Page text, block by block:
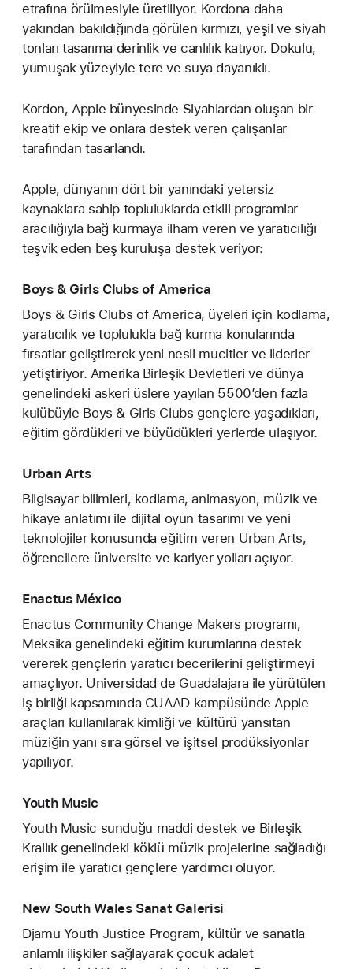
etrafına örülmesiyle üretiliyor. Kordona daha
yakından bakıldığında görülen kırmızı, yeşil ve siyah
tonları tasarıma derinlik ve canlılık katıyor. Dokulu,
yumuşak yüzeyiyle tere ve suya dayanıklı.
Kordon, Apple bünyesinde Siyahlardan oluşan bir
kreatif ekip ve onlara destek veren çalışanlar
tarafından tasarlandı.
Apple, dünyanın dört bir yanındaki yetersiz
kaynaklara sahip topluluklarda etkili programlar
aracılığıyla bağ kurmaya ilham veren ve yaratıcılığı
teşvik eden beş kuruluşa destek veriyor:
Boys & Girls Clubs of America
Boys & Girls Clubs of America, üyeleri için kodlama,
yaratıcılık ve toplulukla bağ kurma konularında
fırsatlar geliştirerek yeni nesil mucitler ve liderler
yetiştiriyor. Amerika Birleşik Devletleri ve dünya
genelindeki askeri üslere yayılan 5500’den fazla
kulübüyle Boys & Girls Clubs gençlere yaşadıkları,
eğitim gördükleri ve büyüdükleri yerlerde ulaşıyor.
Urban Arts
Bilgisayar bilimleri, kodlama, animasyon, müzik ve
hikaye anlatımı ile dijital oyun tasarımı ve yeni
teknolojiler konusunda eğitim veren Urban Arts,
öğrencilere üniversite ve kariyer yolları açıyor.
Enactus México
Enactus Community Change Makers programı,
Meksika genelindeki eğitim kurumlarına destek
vererek gençlerin yaratıcı becerilerini geliştirmeyi
amaçlıyor. Universidad de Guadalajara ile yürütülen
iş birliği kapsamında CUAAD kampüsünde Apple
araçları kullanılarak kimliği ve kültürü yansıtan
müziğin yanı sıra görsel ve işitsel prodüksiyonlar
yapılıyor.
Youth Music
Youth Music sunduğu maddi destek ve Birleşik
Krallık genelindeki köklü müzik projelerine sağladığı
erişim ile yaratıcı gençlere yardımcı oluyor.
New South Wales Sanat Galerisi
Djamu Youth Justice Program, kültür ve sanatla
anlamlı ilişkiler sağlayarak çocuk adalet